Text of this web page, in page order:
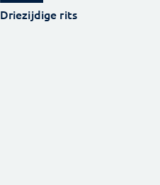
Driezijdige rits